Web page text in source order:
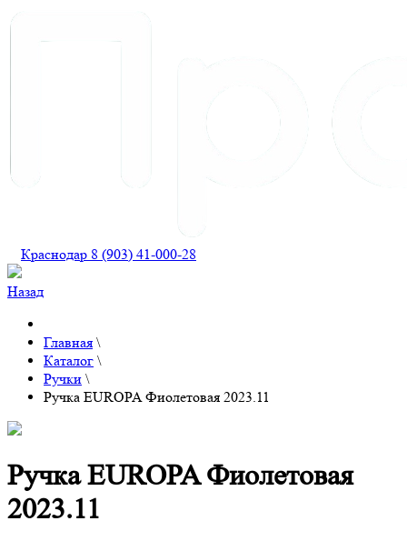
Краснодар 8 (903) 41-000-28
Назад
Главная \
Каталог \
Ручки \
Ручка EUROPA Фиолетовая 2023.11
Ручка EUROPA Фиолетовая
2023.11